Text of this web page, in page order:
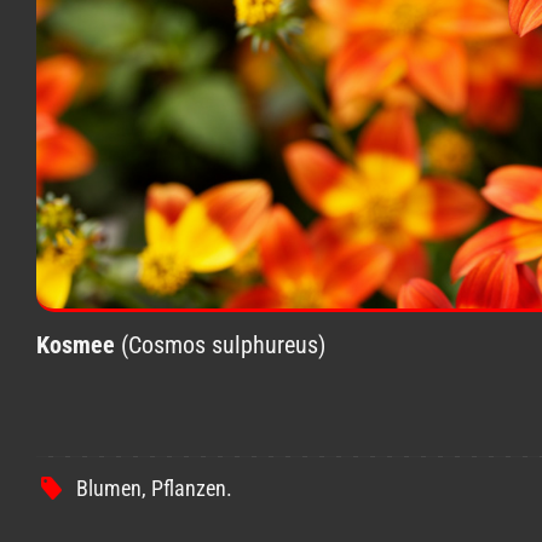
Kosmee (Cosmos sulphureus)
Blumen, Pflanzen.